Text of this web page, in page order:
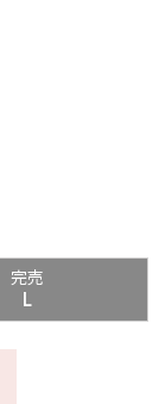
完売
L